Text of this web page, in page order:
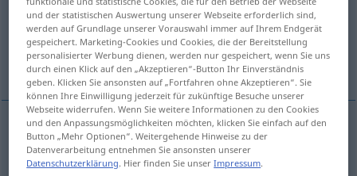
Übersicht aller Übersetzungen
(Für mehr Details die Übersetzung anklicken/antippen)
oké
oké okay
und der statistischen Auswertung unserer Webseite erforderlich sind,
werden auf Grundlage unserer Vorauswahl immer auf Ihrem Endgerät
gespeichert. Marketing-Cookies und Cookies, die der Bereitstellung
personalisierter Werbung dienen, werden nur gespeichert, wenn Sie uns
durch einen Klick auf den „Akzeptieren“-Button Ihr Einverständnis
geben. Klicken Sie ansonsten auf „Fortfahren ohne Akzeptieren“. Sie
können Ihre Einwilligung jederzeit für zukünftige Besuche unserer
Webseite widerrufen. Wenn Sie weitere Informationen zu den Cookies
und den Anpassungsmöglichkeiten möchten, klicken Sie einfach auf den
Button „Mehr Optionen“. Weitergehende Hinweise zu der
Datenverarbeitung entnehmen Sie ansonsten unserer
Datenschutzerklärung. Hier finden Sie unserImpressum.